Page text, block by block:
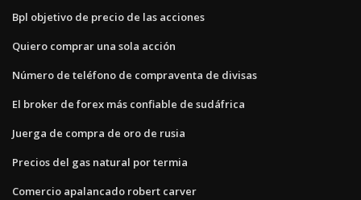
Bpl objetivo de precio de las acciones
Quiero comprar una sola acción
Número de teléfono de compraventa de divisas
El broker de forex más confiable de sudáfrica
Juerga de compra de oro de rusia
Precios del gas natural por termia
Comercio apalancado robert carver